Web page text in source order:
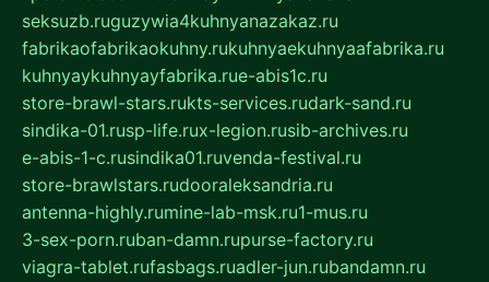
seksuzb.ruguzywia4kuhnyanazakaz.ru
fabrikaofabrikaokuhny.rukuhnyaekuhnyaafabrika.ru
kuhnyaykuhnyayfabrika.rue-abis1c.ru
store-brawl-stars.rukts-services.rudark-sand.ru
sindika-01.rusp-life.rux-legion.rusib-archives.ru
e-abis-1-c.rusindika01.ruvenda-festival.ru
store-brawlstars.rudooraleksandria.ru
antenna-highly.rumine-lab-msk.ru1-mus.ru
3-sex-porn.ruban-damn.rupurse-factory.ru
viagra-tablet.rufasbags.ruadler-jun.rubandamn.ru